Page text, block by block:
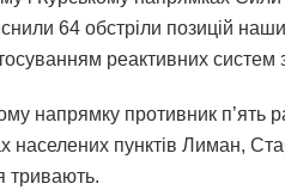
64 обстріли позицій
реактивних
напрямку противник п’ять
населених пунктів Лиман,
тривають.